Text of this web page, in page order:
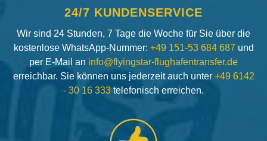
24/7 KUNDENSERVICE
Wir sind 24 Stunden, 7 Tage die Woche für Sie über die
kostenlose WhatsApp-Nummer: +49 151-53 684 687 und
per E-Mail an info@flyingstar-flughafentransfer.de
erreichbar. Sie können uns jederzeit auch unter +49 6142
- 30 16 333 telefonisch erreichen.